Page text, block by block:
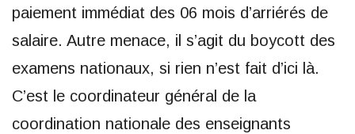
paiement immédiat des 06 mois d’arriérés de
salaire. Autre menace, il s’agit du boycott des
examens nationaux, si rien n’est fait d’ici là.
C’est le coordinateur général de la
coordination nationale des enseignants